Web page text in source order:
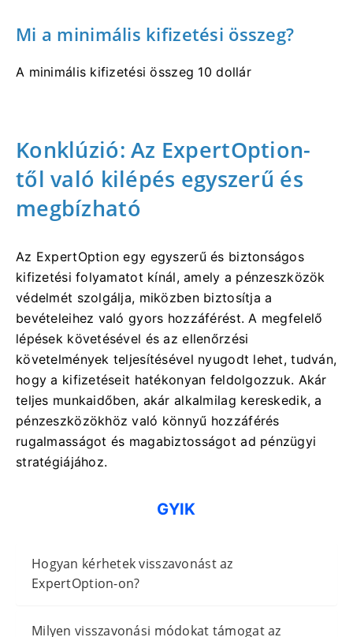
Mi a minimális kifizetési összeg?
A minimális kifizetési összeg 10 dollár
Konklúzió: Az ExpertOption-
től való kilépés egyszerű és
megbízható
Az ExpertOption egy egyszerű és biztonságos
kifizetési folyamatot kínál, amely a pénzeszközök
védelmét szolgálja, miközben biztosítja a
bevételeihez való gyors hozzáférést. A megfelelő
lépések követésével és az ellenőrzési
követelmények teljesítésével nyugodt lehet, tudván,
hogy a kifizetéseit hatékonyan feldolgozzuk. Akár
teljes munkaidőben, akár alkalmilag kereskedik, a
pénzeszközökhöz való könnyű hozzáférés
rugalmasságot és magabiztosságot ad pénzügyi
stratégiájához.
GYIK
Hogyan kérhetek visszavonást az
ExpertOption-on?
Milyen visszavonási módokat támogat az